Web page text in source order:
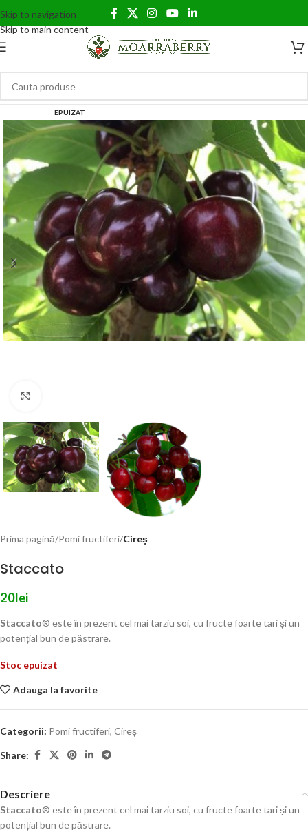
Skip to navigation
Skip to main content
EPUIZAT
Prima pagină Pomi fructiferi Cireș
Staccato
20lei
Staccato® este în prezent cel mai tarziu soi, cu fructe foarte tari și un
potențial bun de păstrare.
Stoc epuizat
Adauga la favorite
Categorii: Pomi fructiferi, Cireș
Share:
Descriere
Staccato® este în prezent cel mai tarziu soi, cu fructe foarte tari și un
potențial bun de păstrare.